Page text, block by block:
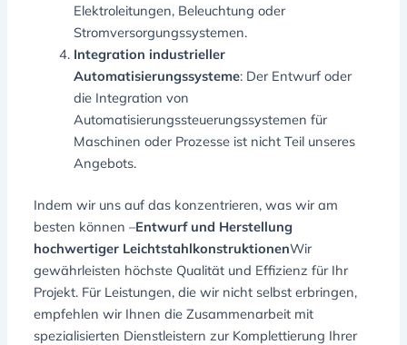
Elektroleitungen, Beleuchtung oder
Stromversorgungssystemen.
Integration industrieller
Automatisierungssysteme: Der Entwurf oder
die Integration von
Automatisierungssteuerungssystemen für
Maschinen oder Prozesse ist nicht Teil unseres
Angebots.
Indem wir uns auf das konzentrieren, was wir am
besten können –Entwurf und Herstellung
hochwertiger LeichtstahlkonstruktionenWir
gewährleisten höchste Qualität und Effizienz für Ihr
Projekt. Für Leistungen, die wir nicht selbst erbringen,
empfehlen wir Ihnen die Zusammenarbeit mit
spezialisierten Dienstleistern zur Komplettierung Ihrer